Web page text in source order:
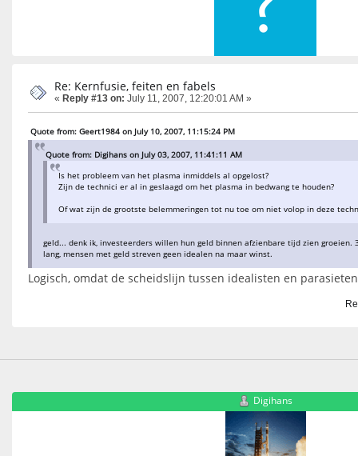
Re: Kernfusie, feiten en fabels
« Reply #13 on: July 11, 2007, 12:20:01 AM »
Quote from: Geert1984 on July 10, 2007, 11:15:24 PM
Quote from: Digihans on July 03, 2007, 11:41:11 AM
Is het probleem van het plasma inmiddels al opgelost?
Zijn de technici er al in geslaagd om het plasma in bedwang te houden?
Of wat zijn de grootste belemmeringen tot nu toe om niet volop in deze
geld... denk ik, investeerders willen hun geld binnen afzienbare tijd zien groeien.
lang, mensen met geld streven geen idealen na maar winst.
Logisch, omdat de scheidslijn tussen idealisten en
Digihans